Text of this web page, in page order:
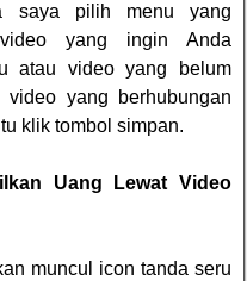
saya pilih menu yang
yang ingin Anda
atau video yang belum
yang berhubungan
klik tombol simpan.
Uang Lewat Video
muncul icon tanda seru